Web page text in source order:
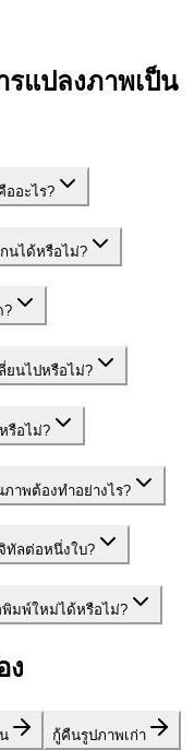
แปลงภาพเป็น
ออะไร?
นได้หรือไม่?
?
ยนไปหรือไม่?
รือไม่?
าพต้องทำอย่างไร?
ทัลต่อหนึ่งใบ?
มพ์ใหม่ได้หรือไม่?
ง
กู้คืนรูปภาพเก่า